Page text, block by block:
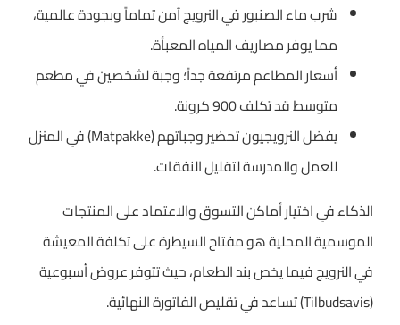
شرب ماء الصنبور في النرويج آمن تماماً وبجودة عالمية،
مما يوفر مصاريف المياه المعبأة.
أسعار المطاعم مرتفعة جداً؛ وجبة لشخصين في مطعم
متوسط قد تكلف 900 كرونة.
يفضل النرويجيون تحضير وجباتهم (Matpakke) في المنزل
للعمل والمدرسة لتقليل النفقات.
الذكاء في اختيار أماكن التسوق والاعتماد على المنتجات
الموسمية المحلية هو مفتاح السيطرة على تكلفة المعيشة
في النرويج فيما يخص بند الطعام، حيث تتوفر عروض أسبوعية
(Tilbudsavis) تساعد في تقليص الفاتورة النهائية.